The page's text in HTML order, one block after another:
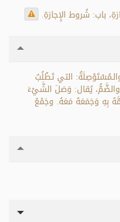
باب: شُروط الإِجارَةِ.
التي تَطْلُبُ
يُقال: وَصَلَ الشَّيْءَ
بِهِ وَجَمَعَهُ مَعَهُ. وجَمْعُ